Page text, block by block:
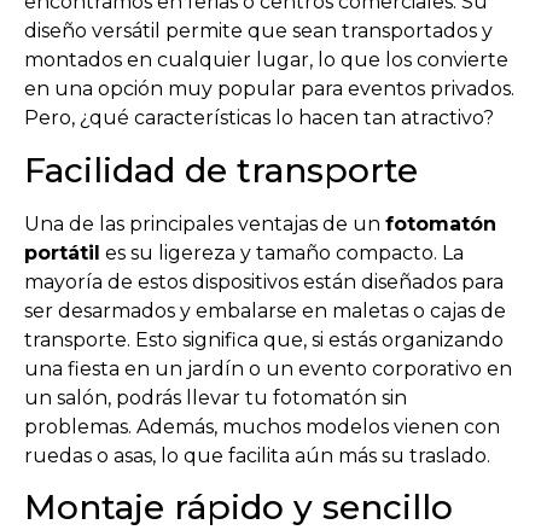
diseño versátil permite que sean transportados y
montados en cualquier lugar, lo que los convierte
en una opción muy popular para eventos privados.
Pero, ¿qué características lo hacen tan atractivo?
Facilidad de transporte
Una de las principales ventajas de un fotomatón
portátil es su ligereza y tamaño compacto. La
mayoría de estos dispositivos están diseñados para
ser desarmados y embalarse en maletas o cajas de
transporte. Esto significa que, si estás organizando
una fiesta en un jardín o un evento corporativo en
un salón, podrás llevar tu fotomatón sin
problemas. Además, muchos modelos vienen con
ruedas o asas, lo que facilita aún más su traslado.
Montaje rápido y sencillo